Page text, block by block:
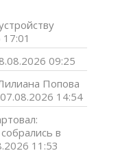
09:25
Попова
07.08.2026 14:54
в
11:53